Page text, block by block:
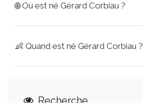
🌐Où est né Gérard Corbiau ?
👶 Quand est né Gérard Corbiau ?
Recherche